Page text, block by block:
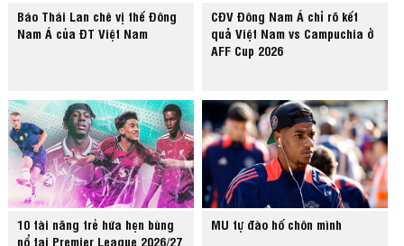
Báo Thái Lan chê vị thế Đông
Nam Á của ĐT Việt Nam
CĐV Đông Nam Á chỉ rõ kết
quả Việt Nam vs Campuchia ở
AFF Cup 2026
10 tài năng trẻ hứa hẹn bùng
nổ tại Premier League 2026/27
MU tự đào hố chôn mình